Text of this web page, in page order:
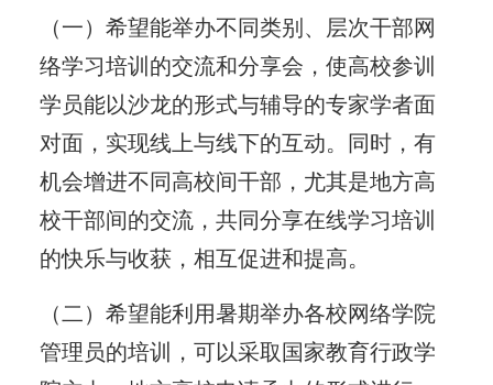
（一）希望能举办不同类别、层次干部网
络学习培训的交流和分享会，使高校参训
学员能以沙龙的形式与辅导的专家学者面
对面，实现线上与线下的互动。同时，有
机会增进不同高校间干部，尤其是地方高
校干部间的交流，共同分享在线学习培训
的快乐与收获，相互促进和提高。
（二）希望能利用暑期举办各校网络学院
管理员的培训，可以采取国家教育行政学